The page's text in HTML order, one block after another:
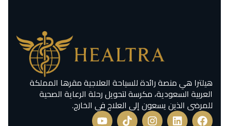
هيلترا هي منصة رائدة للسياحة العلاجية مقرها المملكة
العربية السعودية، مكرسة لتحويل رحلة الرعاية الصحية
للمرضى الذين يسعون إلى العلاج في الخارج.